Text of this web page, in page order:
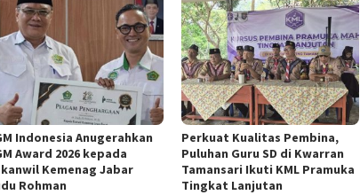
Indonesia Anugerahkan
Award 2026 kepada
Kemenag Jabar
Rohman
Perkuat Kualitas Pembina,
Puluhan Guru SD di Kwarran
Tamansari Ikuti KML Pramuka
Tingkat Lanjutan